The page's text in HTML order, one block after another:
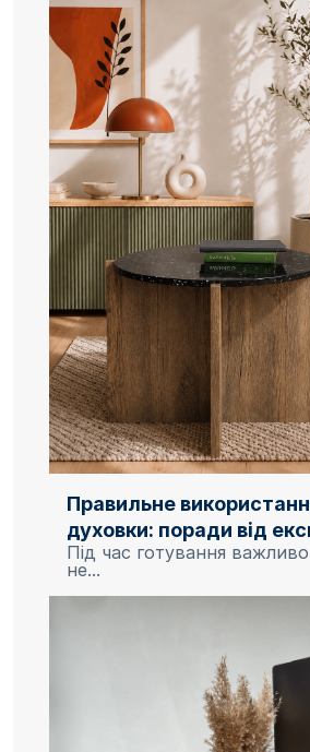
Правильне
духовки: поради від
Під час готування
не...